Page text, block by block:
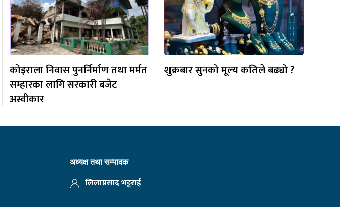
कोइराला निवास पुनर्निर्माण तथा मर्मत
सम्हारका लागि सरकारी बजेट
अस्वीकार
शुक्रबार सुनको मूल्य कतिले बढ्यो ?
अध्यक्ष तथा सम्पादक
लिलाप्रसाद भट्टराई